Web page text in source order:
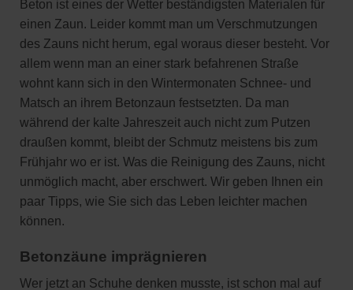
Beton ist eines der Wetter beständigsten Materialen für
einen Zaun. Leider kommt man um Verschmutzungen
des Zauns nicht herum, egal woraus dieser besteht. Vor
allem wenn man an einer stark befahrenen Straße
wohnt kann sich in den Wintermonaten Schnee- und
Matsch an ihrem Betonzaun festsetzten. Da man
während der kalte Jahreszeit auch nicht zum Putzen
draußen kommt, bleibt der Schmutz meistens bis zum
Frühjahr wo er ist. Was die Reinigung des Zauns, nicht
unmöglich macht, aber erschwert. Wir geben Ihnen ein
paar Tipps, wie Sie sich das Leben leichter machen
können.
Betonzäune imprägnieren
Wer jetzt an Schuhe denken musste, ist schon mal auf